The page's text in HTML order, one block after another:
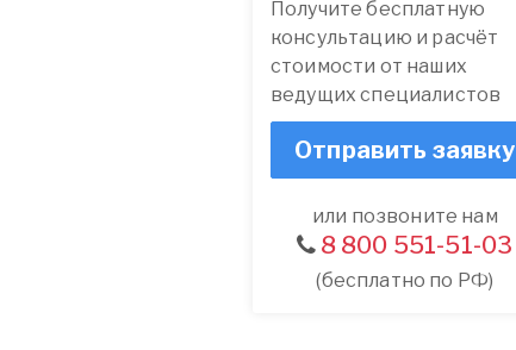
Получите бесплатную
консультацию и расчёт
стоимости от наших
ведущих специалистов
Отправить заявку
или позвоните нам
8 800 551-51-03
(бесплатно по РФ)